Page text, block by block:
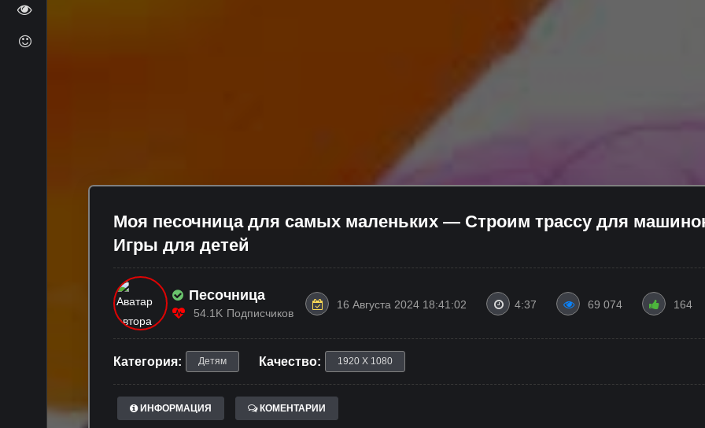
Моя песочница для самых маленьких — Строим трассу для
Игры для детей
Песочница
54.1K Подписчиков
16 Августа 2024 18:41:02 4:37 69 074 164
Категория: Детям Качество: 1920 X 1080
ИНФОРМАЦИЯ КОМЕНТАРИИ